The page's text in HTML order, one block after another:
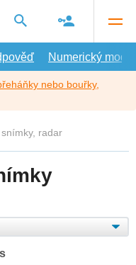
Numerický model
nebo bouřky,
radar